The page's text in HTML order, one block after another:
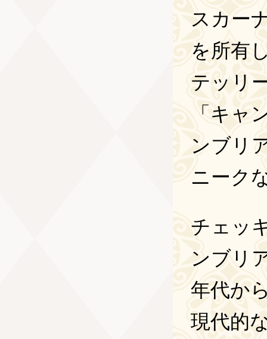
スカー
を所有
テッリ
「キャ
ンブリ
ニーク
チェッ
ンブリ
年代か
現代的